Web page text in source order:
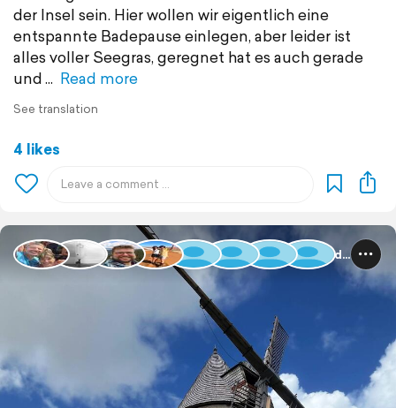
der Insel sein. Hier wollen wir eigentlich eine
entspannte Badepause einlegen, aber leider ist
alles voller Seegras, geregnet hat es auch gerade
und
Read more
See translation
4 likes
Guadeloupe und Dominica